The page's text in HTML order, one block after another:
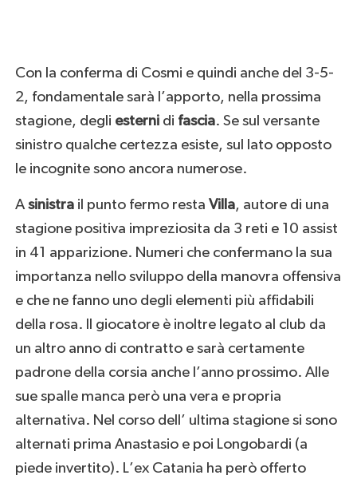
Con la conferma di Cosmi e quindi anche del 3-5-
2, fondamentale sarà l’apporto, nella prossima
stagione, degli esternidi fascia. Se sul versante
sinistro qualche certezza esiste, sul lato opposto
le incognite sono ancora numerose.
Asinistrail punto fermo resta Villa, autore di una
stagione positiva impreziosita da 3 reti e 10 assist
in 41 apparizione. Numeri che confermano la sua
importanza nello sviluppo della manovra offensiva
e che ne fanno uno degli elementi più affidabili
della rosa. Il giocatore è inoltre legato al club da
un altro anno di contratto e sarà certamente
padrone della corsia anche l’anno prossimo. Alle
sue spalle manca però una vera e propria
alternativa. Nel corso dell’ ultima stagione si sono
alternati prima Anastasio e poi Longobardi (a
piede invertito). L’ex Catania ha però offerto